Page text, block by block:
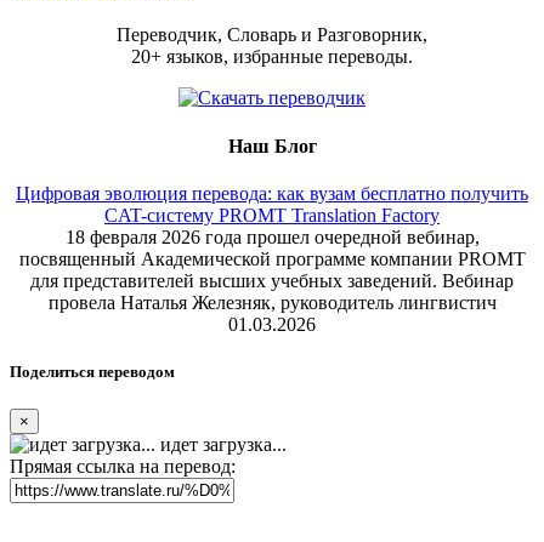
Переводчик, Словарь и Разговорник,
20+ языков, избранные переводы.
Наш Блог
Цифровая эволюция перевода: как вузам бесплатно получить
CAT-систему PROMT Translation Factory
18 февраля 2026 года прошел очередной вебинар,
посвященный Академической программе компании PROMT
для представителей высших учебных заведений. Вебинар
провела Наталья Железняк, руководитель лингвистич
01.03.2026
Поделиться переводом
×
идет загрузка...
Прямая ссылка на перевод: